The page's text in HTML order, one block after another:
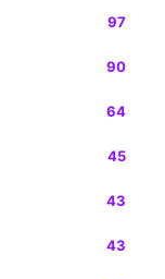
97
90
64
45
43
43